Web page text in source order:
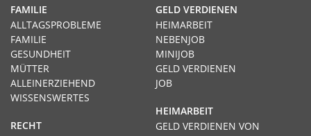
GELD VERDIENEN
HEIMARBEIT
NEBENJOB
MINIJOB
GELD VERDIENEN
JOB
HEIMARBEIT
GELD VERDIENEN VON
FAMILIE
ALLTAGSPROBLEME
FAMILIE
GESUNDHEIT
MÜTTER
ALLEINERZIEHEND
WISSENSWERTES
RECHT